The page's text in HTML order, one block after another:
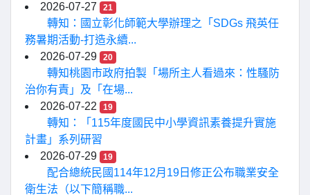
2026-07-27
21
轉知：國立彰化師範大學辦理之「SDGs 飛英任
務暑期活動-打造永續...
2026-07-29
20
轉知桃園市政府拍製「場所主人看過來：性騷防
治你有責」及「在場...
2026-07-22
19
轉知：「115年度國民中小學資訊素養提升實施
計畫」系列研習
2026-07-29
19
配合總統民國114年12月19日修正公布職業安全
衛生法（以下簡稱職...